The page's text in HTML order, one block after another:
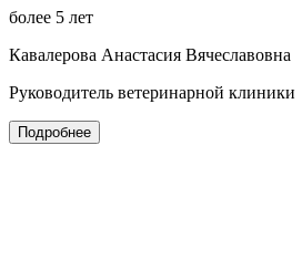
более 5 лет
Кавалерова Анастасия Вячеславовна
Руководитель ветеринарной клиники
Подробнее